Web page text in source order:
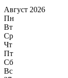
Август 2026
Пн
Вт
Ср
Чт
Пт
Сб
Вс